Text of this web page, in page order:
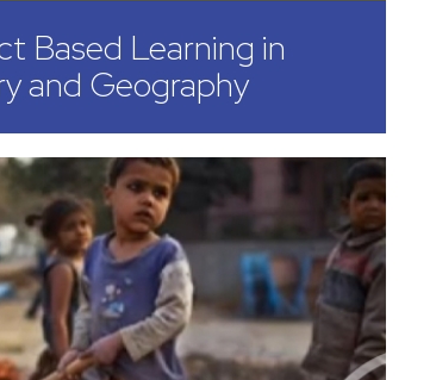
Based Learning in
and Geography